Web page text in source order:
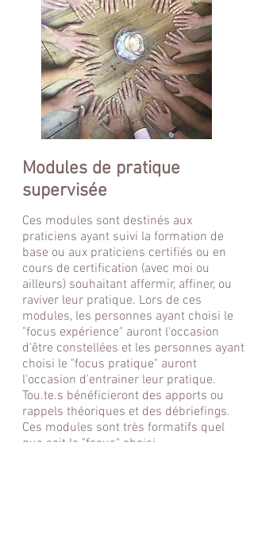
Modules de pratique
supervisée
Ces modules sont destinés aux
praticiens ayant suivi la formation de
base ou aux praticiens certifiés ou en
cours de certification (avec moi ou
ailleurs) souhaitant affermir, affiner, ou
raviver leur pratique. Lors de ces
modules, les personnes ayant choisi le
"focus expérience" auront l'occasion
d'être constellées et les personnes ayant
choisi le "focus pratique" auront
l'occasion d'entrainer leur pratique.
Tou.te.s bénéficieront des apports ou
rappels théoriques et des débriefings.
Ces modules sont très formatifs quel
que soit le "focus" choisi.